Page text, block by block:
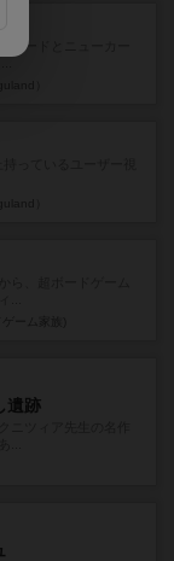
カードとニューカー
遺跡